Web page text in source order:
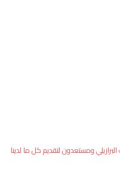
ومستعدون لتقديم كل ما لدينا